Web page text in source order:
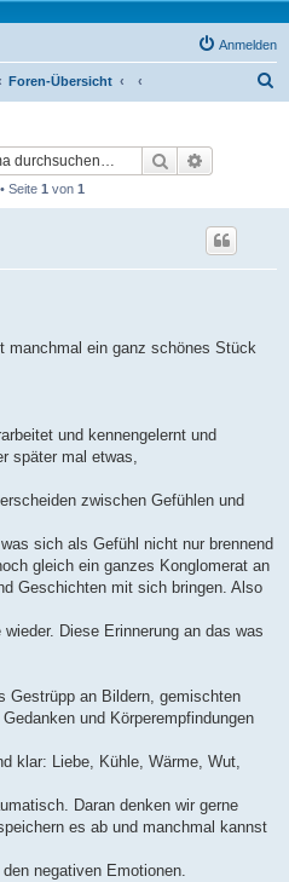
Anmelden
Foren-Übersicht
Suche
Seite 1 von 1
manchmal ein ganz schönes Stück
und kennengelernt und
später mal etwas,
zwischen Gefühlen und
sich als Gefühl nicht nur brennend
gleich ein ganzes Konglomerat an
Geschichten mit sich bringen. Also
Diese Erinnerung an das was
Gestrüpp an Bildern, gemischten
und Körperempfindungen
klar: Liebe, Kühle, Wärme, Wut,
Daran denken wir gerne
es ab und manchmal kannst
negativen Emotionen.